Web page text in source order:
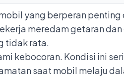
yang berperan
meredam getaran
tidak rata.
kebocoran. Kondisi ini
saat mobil melaju